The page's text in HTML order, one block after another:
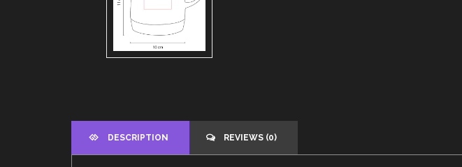
DESCRIPTION REVIEWS (0)